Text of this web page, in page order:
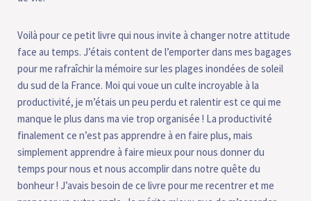
Voilà pour ce petit livre qui nous invite à changer notre attitude
face au temps. J’étais content de l’emporter dans mes bagages
pour me rafraîchir la mémoire sur les plages inondées de soleil
du sud de la France. Moi qui voue un culte incroyable à la
productivité, je m’étais un peu perdu et ralentir est ce qui me
manque le plus dans ma vie trop organisée ! La productivité
finalement ce n’est pas apprendre à en faire plus, mais
simplement apprendre à faire mieux pour nous donner du
temps pour nous et nous accomplir dans notre quête du
bonheur ! J’avais besoin de ce livre pour me recentrer et me